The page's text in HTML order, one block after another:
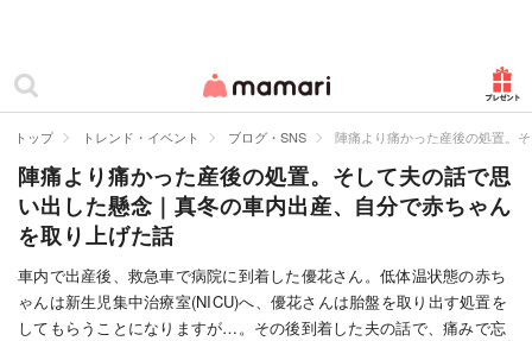
ママリ
カテゴリー一覧
妊娠
出産
赤ちゃん・育児
子育て・家族
トップ トレンド・イベント ブログ・SNS 陣痛より痛かった産後の処置。
陣痛より痛かった産後の処置。そして夫の話で思
い出した懸念｜真冬の車内出産、自分で赤ちゃん
を取り上げた話
車内で出産後、救急車で病院に到着した優花さん。低体温状態の赤ち
ゃんは新生児集中治療室(NICU)へ、優花さんは胎盤を取り出す処置を
してもらうことになりますが…。その後到着した夫の話で、痛みで忘